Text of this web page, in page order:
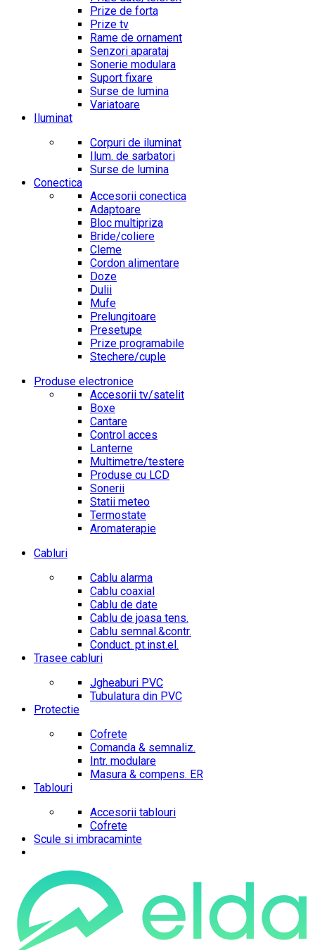
Prize de forta
Prize tv
Rame de ornament
Senzori aparataj
Sonerie modulara
Suport fixare
Surse de lumina
Variatoare
Iluminat
Corpuri de iluminat
Ilum. de sarbatori
Surse de lumina
Conectica
Accesorii conectica
Adaptoare
Bloc multipriza
Bride/coliere
Cleme
Cordon alimentare
Doze
Dulii
Mufe
Prelungitoare
Presetupe
Prize programabile
Stechere/cuple
Produse electronice
Accesorii tv/satelit
Boxe
Cantare
Control acces
Lanterne
Multimetre/testere
Produse cu LCD
Sonerii
Statii meteo
Termostate
Aromaterapie
Cabluri
Cablu alarma
Cablu coaxial
Cablu de date
Cablu de joasa tens.
Cablu semnal.&contr.
Conduct. pt.inst.el.
Trasee cabluri
Jgheaburi PVC
Tubulatura din PVC
Protectie
Cofrete
Comanda & semnaliz.
Intr. modulare
Masura & compens. ER
Tablouri
Accesorii tablouri
Cofrete
Scule si imbracaminte